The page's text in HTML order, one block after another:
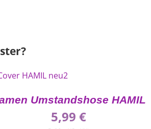
Umstandshose HAMIL
5,99€